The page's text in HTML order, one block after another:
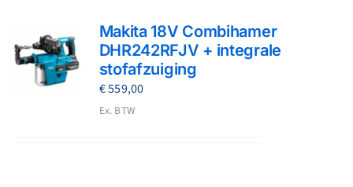
Makita 18V Combihamer
DHR242RFJV + integrale
stofafzuiging
€559,00
Ex. BTW